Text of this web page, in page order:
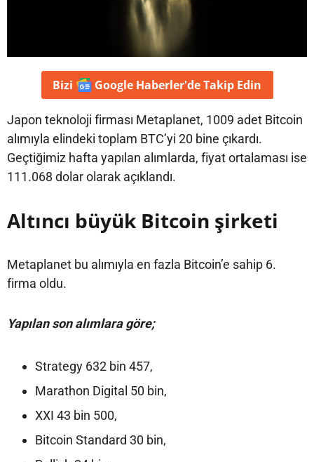
Bizi Google Haberler'deTakip Edin
Japon teknoloji firması Metaplanet, 1009 adet Bitcoin
alımıyla elindeki toplam BTC’yi 20 bine çıkardı.
Geçtiğimiz hafta yapılan alımlarda, fiyat ortalaması ise
111.068 dolar olarak açıklandı.
Altıncı büyük Bitcoin şirketi
Metaplanet bu alımıyla en fazla Bitcoin’e sahip 6.
firma oldu.
Yapılan son alımlara göre;
Strategy 632 bin 457,
Marathon Digital 50 bin,
XXI 43 bin 500,
Bitcoin Standard 30 bin,